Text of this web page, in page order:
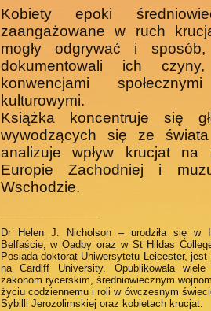
Kobiety epoki
zaangażowane w ruch
mogły odgrywać i
dokumentowali ich
konwencjami
kulturowymi.
Książka koncentruje się
wywodzących się ze
analizuje wpływ krucjat na
Europie Zachodniej i
Wschodzie.
Dr Helen J. Nicholson – urodziła się w
Belfaście, w Oadby oraz w St Hildas
Posiada doktorat Uniwersytetu Leicester,
na Cardiff University. Opublikowała
zakonom rycerskim, średniowiecznym
życiu codziennemu i roli w ówczesnym
Sybilli Jerozolimskiej oraz kobietach krucjat.